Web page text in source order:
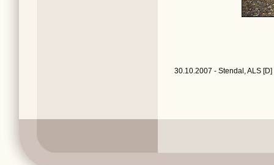
30.10.2007 - Stendal, ALS [D]